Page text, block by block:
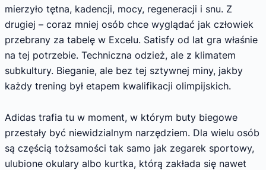
mierzyło tętna, kadencji, mocy, regeneracji i snu. Z
drugiej – coraz mniej osób chce wyglądać jak człowiek
przebrany za tabelę w Excelu. Satisfy od lat gra właśnie
na tej potrzebie. Techniczna odzież, ale z klimatem
subkultury. Bieganie, ale bez tej sztywnej miny, jakby
każdy trening był etapem kwalifikacji olimpijskich.
Adidas trafia tu w moment, w którym buty biegowe
przestały być niewidzialnym narzędziem. Dla wielu osób
są częścią tożsamości tak samo jak zegarek sportowy,
ulubione okulary albo kurtka, którą zakłada się nawet